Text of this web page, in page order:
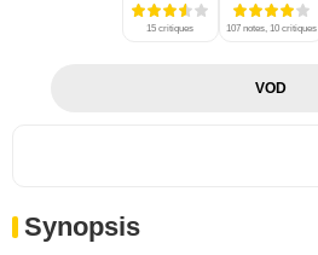
15 critiques 107 notes, 10 critiques
VOD
Synopsis